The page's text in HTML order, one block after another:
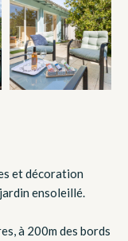
et décoration
ensoleillé.
à 200m des bords